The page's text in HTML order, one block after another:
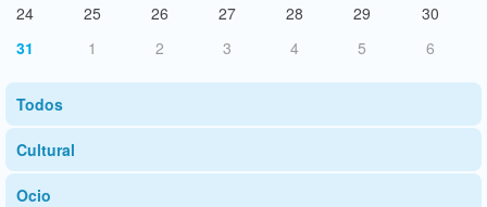
24
25 26 27 28 29
30
31
1 2 3 4 5 6
Todos
Cultural
Ocio